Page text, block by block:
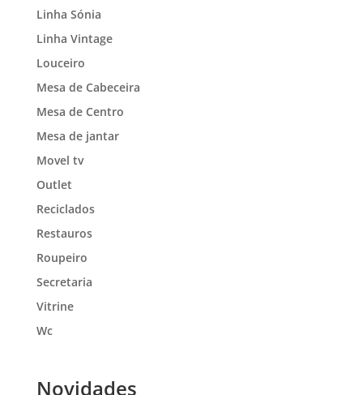
Linha Sónia
Linha Vintage
Louceiro
Mesa de Cabeceira
Mesa de Centro
Mesa de jantar
Movel tv
Outlet
Reciclados
Restauros
Roupeiro
Secretaria
Vitrine
Wc
Novidades